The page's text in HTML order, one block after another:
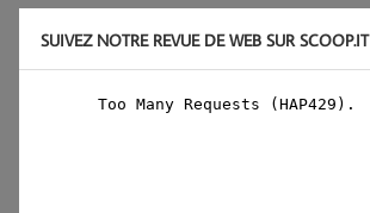
SUIVEZ NOTRE REVUE DE WEB SUR SCOOP.IT